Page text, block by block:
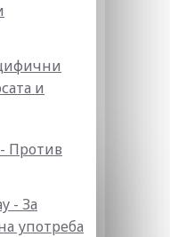
и
Против
- За
употреба